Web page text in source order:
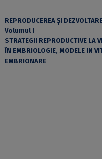
REPRODUCEREA ȘI
Volumul I
STRATEGII REPRODUCTIVE LA
ÎN EMBRIOLOGIE, MODELE IN
EMBRIONARE